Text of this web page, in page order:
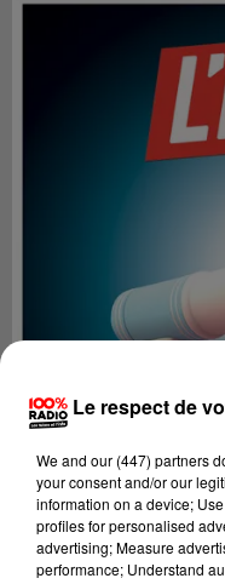
Le respect de
We and our (447) partners
your consent and/or our
information on a device;
profiles for personalised
advertising; Measure
performance; Understand